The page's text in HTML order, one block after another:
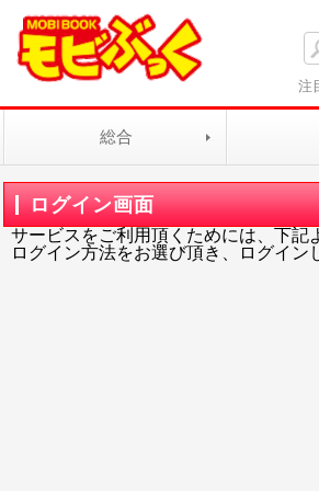
注
総合
ログイン画面
サービスをご利用頂くためには、下記
ログイン方法をお選び頂き、ログイン